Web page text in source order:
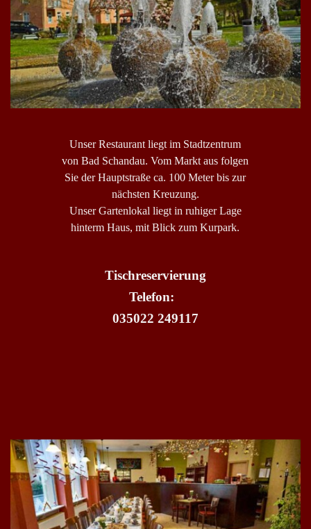
Unser Restaurant liegt im Stadtzentrum
von Bad Schandau. Vom Markt aus folgen
Sie der Hauptstraße ca. 100 Meter bis zur
nächsten Kreuzung.
Unser Gartenlokal liegt in ruhiger Lage
hinterm Haus, mit Blick zum Kurpark.
Tischreservierung
Telefon:
035022 249117